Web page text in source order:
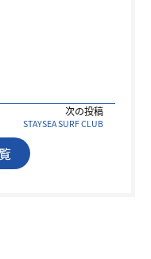
次の投稿
STAYSEA SURF CLUB